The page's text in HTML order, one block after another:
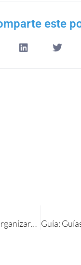
este
Guía: Como organizarse y cuidar de si mismo